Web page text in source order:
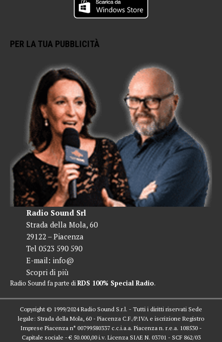
PER LA TUA PUBBLICITÀ
Radio Sound Srl
Strada della Mola, 60
29122 – Piacenza
Tel 0523 590 590
E-mail: info@
Scopri di più
Radio Sound fa parte diRDS 100% Special Radio.
Copyright © 1999/2024 Radio Sound S.r.l. - Tutti i diritti riservati Sede
legale: Strada della Mola, 60 - Piacenza C.F./P.IVA e iscrizione Registro
Imprese Piacenza n° 00799580337 c.c.i.a.a. Piacenza n. r.e.a. 108530 -
Capitale sociale - € 50.000,00 i.v. Licenza SIAE N. 03701 - SCF 862/03